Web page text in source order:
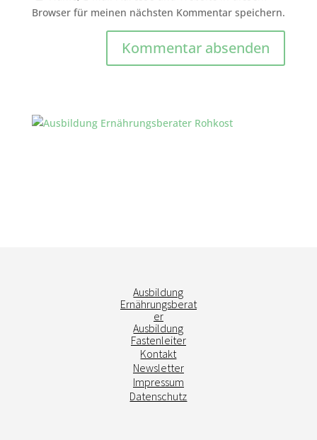
Browser für meinen nächsten Kommentar speichern.
Ausbildung
Ernährungsberat
er
Ausbildung
Fastenleiter
Kontakt
Newsletter
Impressum
Datenschutz